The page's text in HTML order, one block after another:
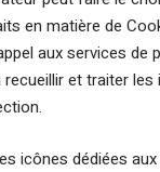
en matière de
aux services de
recueillir et traiter
icônes dédiées